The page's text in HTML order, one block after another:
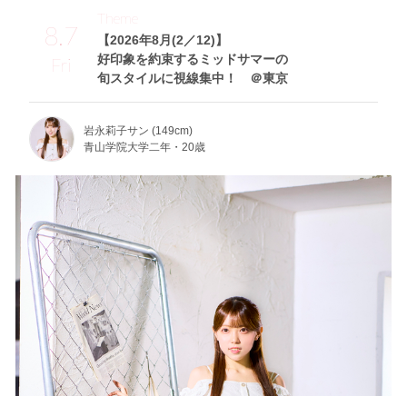
8.7
Fri
【2026年8月(2／12)】
好印象を約束するミッドサマーの
旬スタイルに視線集中！ ＠東京
Theme
岩永莉子サン (149cm)
青山学院大学二年・20歳